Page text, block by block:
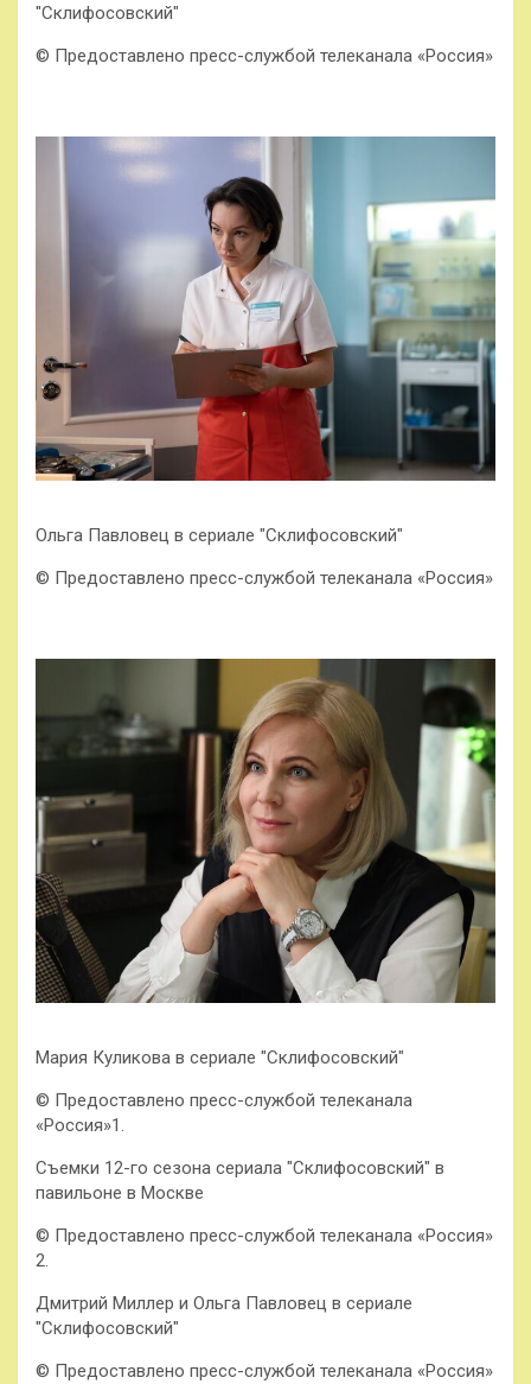
"Склифосовский"
© Предоставлено пресс-службой телеканала «Россия»
Ольга Павловец в сериале "Склифосовский"
© Предоставлено пресс-службой телеканала «Россия»
Мария Куликова в сериале "Склифосовский"
© Предоставлено пресс-службой телеканала
«Россия»1.
Съемки 12-го сезона сериала "Склифосовский" в
павильоне в Москве
© Предоставлено пресс-службой телеканала «Россия»
2.
Дмитрий Миллер и Ольга Павловец в сериале
"Склифосовский"
© Предоставлено пресс-службой телеканала «Россия»